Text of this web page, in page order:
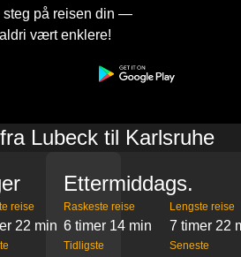
steg på reisen din —
vært enklere!
Lubeck til Karlsruhe
reise
22 min
Ettermiddags.
Raskeste reise
6 timer 14 min
Lengste reise
7 timer 22
Tidligste Seneste